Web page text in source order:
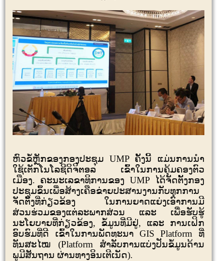
ຫົວຂໍ້ຫຼັກຂອງກອງປະຊຸມ UMP ຄັ້ງນີ້ ແມ່ນການນໍາ
ໃຊ້ເຕັກໂນໂລຊີດິຈິຕອລ ເຂົ້າໃນການຄຸ້ມຄອງຕົວ
ເມືອງ. ຄະນະເລຂາທິການຂອງ UMP
ໄດ້ຈັດຕັ້ງກອງ
ປະຊຸມຂຶ້ນເພື່ອສ້າງເຄືອຂ່າຍປະສານງານກັບທຸກການ
ຈັດຕັ້ງທີ່ກ່ຽວຂ້ອງ ໃນການຍາດແຍ່ງເອົາການມີ
ສ່ວນຮ່ວມຂອງແຕ່ລະພາກສ່ວນ ແລະ ເພື່ອຮັບຮູ້
ນະໂຍບາຍທີ່ກ່ຽວຂ້ອງ, ຂໍ້ມູນທີ່ມີຢູ່, ແລະ ການເຝິກ
ອົບຮົມທີ່ດີ ເຂົ້າໃນການພັດທະນາ GIS Platform ທີ່
ທັນສະໄໝ (Platform ສໍາລັບການແບ່ງປັນຂໍ້ມູນດ້ານ
ພູມີສັນຖານ ຜ່ານທາງອິນເຕີເນັດ).